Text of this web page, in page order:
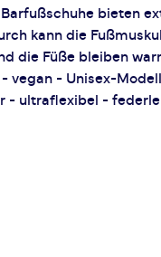
bieten
kann die
die Füße bleiben
vegan - Unisex-
- ultraflexibel -